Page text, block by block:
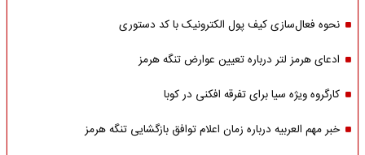
نحوه فعال‌سازی کیف پول الکترونیک با کد دستوری
ادعای هرمز لتر درباره تعیین عوارض تنگه هرمز
کارگروه ویژه سیا برای تفرقه افکنی در کوبا
خبر مهم العربیه درباره زمان اعلام توافق بازگشایی تنگه هرمز